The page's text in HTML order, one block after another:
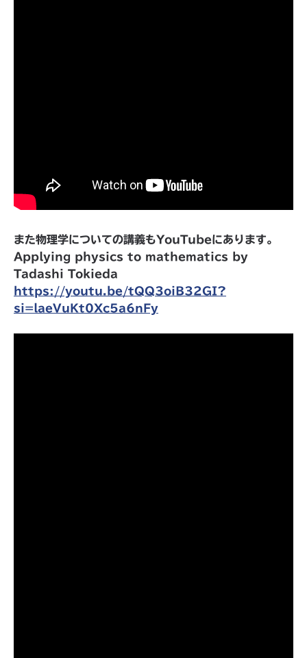
また物理学についての講義もYouTubeにあります。
Applying physics to mathematics by
Tadashi Tokieda
https://youtu.be/tQQ3oiB32GI?
si=laeVuKt0Xc5a6nFy